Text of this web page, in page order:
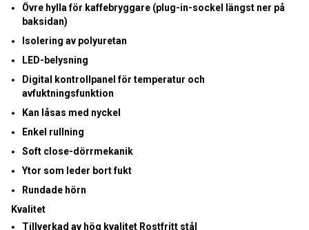
Övre hylla för kaffebryggare (plug-in-sockel längst ner på
baksidan)
Isolering av polyuretan
LED-belysning
Digital kontrollpanel för temperatur och
avfuktningsfunktion
Kan låsas med nyckel
Enkel rullning
Soft close-dörrmekanik
Ytor som leder bort fukt
Rundade hörn
Kvalitet
Tillverkad av hög kvalitet Rostfritt stål